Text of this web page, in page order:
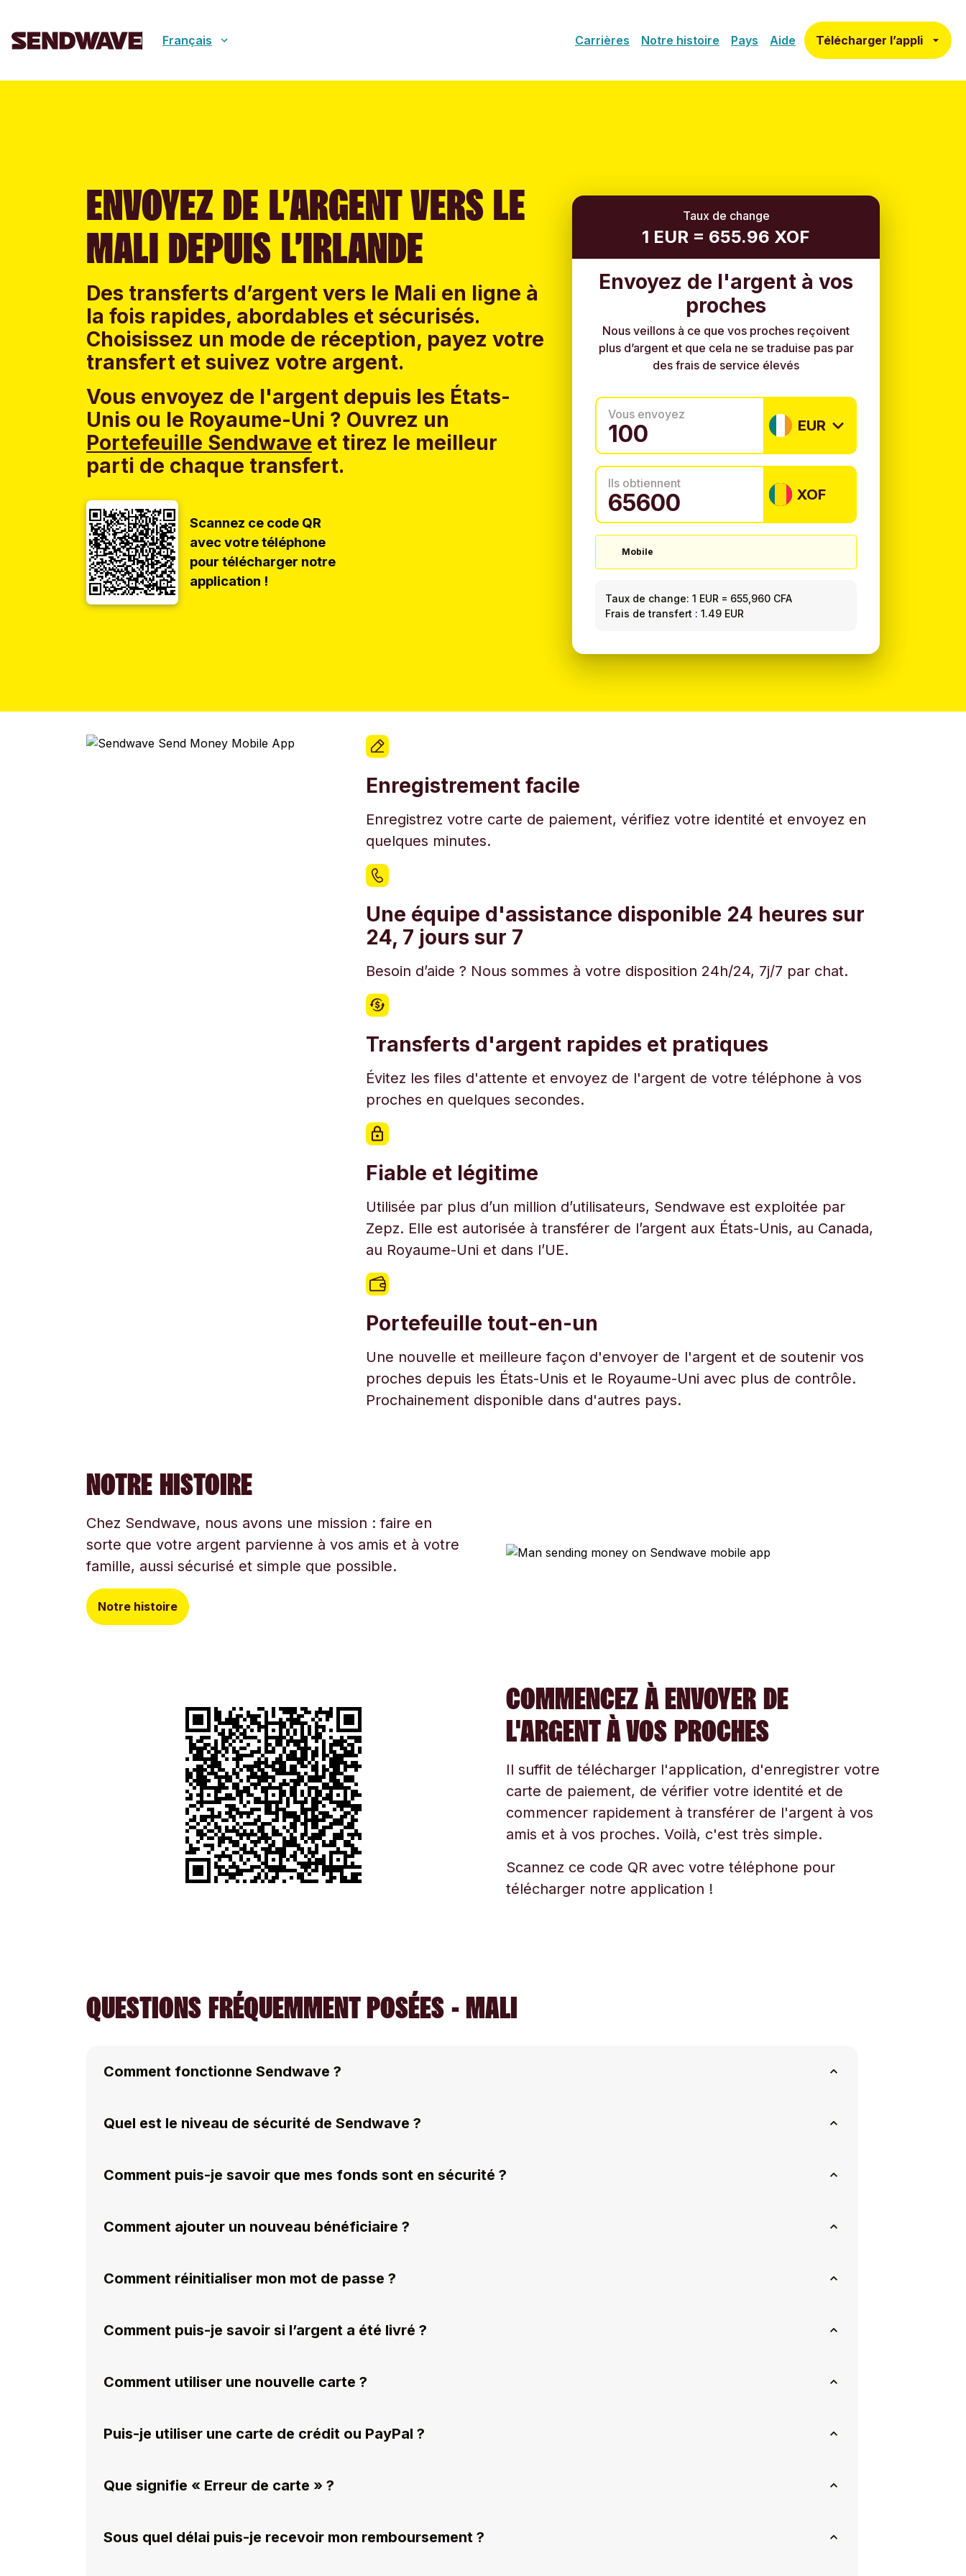
Français Carrières Notre histoire Pays Aide Télécharger l’appli
ENVOYEZ DE L’ARGENT VERS LE
MALI DEPUIS L’IRLANDE
Des transferts d’argent vers le Mali en ligne à
la fois rapides, abordables et sécurisés.
Choisissez un mode de réception, payez votre
transfert et suivez votre argent.
Vous envoyez de l'argent depuis les États-
Unis ou le Royaume-Uni ? Ouvrez un
Portefeuille Sendwave et tirez le meilleur
parti de chaque transfert.
Scannez ce code QR
avec votre téléphone
pour télécharger notre
application !
Taux de change
1 EUR = 655.96 XOF
Envoyez de l'argent à vos
proches
Nous veillons à ce que vos proches reçoivent
plus d’argent et que cela ne se traduise pas par
des frais de service élevés
Vous envoyez
EUR
Ils obtiennent
XOF
Mobile
Taux de change: 1 EUR = 655,960 CFA
Frais de transfert : 1.49 EUR
Enregistrement facile
Enregistrez votre carte de paiement, vérifiez votre identité et envoyez en
quelques minutes.
Une équipe d'assistance disponible 24 heures sur
24, 7 jours sur 7
Besoin d’aide ? Nous sommes à votre disposition 24h/24, 7j/7 par chat.
Transferts d'argent rapides et pratiques
Évitez les files d'attente et envoyez de l'argent de votre téléphone à vos
proches en quelques secondes.
Fiable et légitime
Utilisée par plus d’un million d’utilisateurs, Sendwave est exploitée par
Zepz. Elle est autorisée à transférer de l’argent aux États-Unis, au Canada,
au Royaume-Uni et dans l’UE.
Portefeuille tout-en-un
Une nouvelle et meilleure façon d'envoyer de l'argent et de soutenir vos
proches depuis les États-Unis et le Royaume-Uni avec plus de contrôle.
Prochainement disponible dans d'autres pays.
NOTRE HISTOIRE
Chez Sendwave, nous avons une mission : faire en
sorte que votre argent parvienne à vos amis et à votre
famille, aussi sécurisé et simple que possible.
Notre histoire
COMMENCEZ À ENVOYER DE
L'ARGENT À VOS PROCHES
Il suffit de télécharger l'application, d'enregistrer votre
carte de paiement, de vérifier votre identité et de
commencer rapidement à transférer de l'argent à vos
amis et à vos proches. Voilà, c'est très simple.
Scannez ce code QR avec votre téléphone pour
télécharger notre application !
QUESTIONS FRÉQUEMMENT POSÉES - MALI
Comment fonctionne Sendwave ?
Quel est le niveau de sécurité de Sendwave ?
Comment puis-je savoir que mes fonds sont en sécurité ?
Comment ajouter un nouveau bénéficiaire ?
Comment réinitialiser mon mot de passe ?
Comment puis-je savoir si l’argent a été livré ?
Comment utiliser une nouvelle carte ?
Puis-je utiliser une carte de crédit ou PayPal ?
Que signifie « Erreur de carte » ?
Sous quel délai puis-je recevoir mon remboursement ?